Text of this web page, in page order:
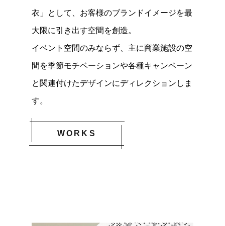
衣」として、お客様のブランドイメージを最
大限に引き出す空間を創造。
イベント空間のみならず、主に商業施設の空
間を季節モチベーションや各種キャンペーン
と関連付けたデザインにディレクションしま
す。
WORKS